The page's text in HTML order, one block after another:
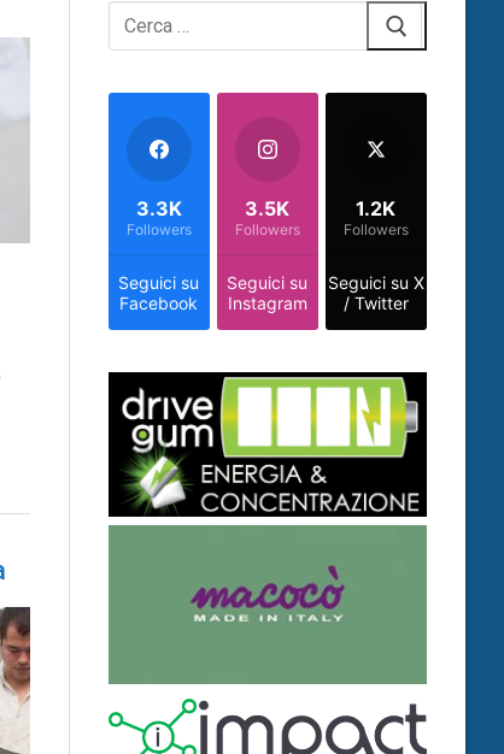
Cerca:
Seguici su
Facebook
3.3K
Followers
Seguici su
Instagram
3.5K
Followers
Seguici su X
/ Twitter
1.2K
Followers